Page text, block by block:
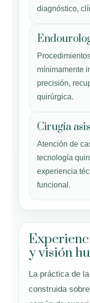
diagnóstico,
mínimamente
precisión,
quirúrgica.
Cirugía
Atención de
tecnología
experiencia
funcional.
y visión
La práctica de
construida